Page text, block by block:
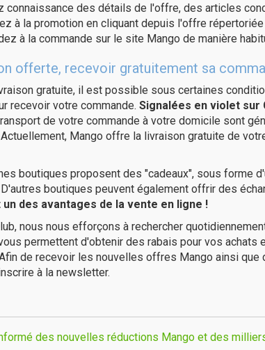
connaissance des détails de l'offre, des articles
à la promotion en cliquant depuis l'offre
à la commande sur le site Mango de manière
offerte, recevoir gratuitement sa
gratuite, il est possible sous certaines
recevoir votre commande. Signalées en violet sur
de votre commande à votre domicile sont
Mango offre la livraison gratuite de
boutiques proposent des "cadeaux", sous forme
boutiques peuvent également offrir des
un des avantages de la vente en ligne !
nous nous efforçons à rechercher
permettent d'obtenir des rabais pour vos achats
de recevoir les nouvelles offres Mango ainsi
à la newsletter.
des nouvelles réductions Mango et des